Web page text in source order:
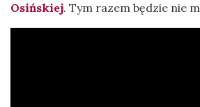
Osińskiej. Tym razem będzie nie